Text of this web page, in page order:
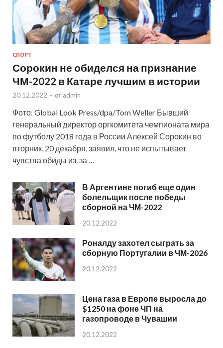
СПОРТ
Сорокин не обиделся на признание
ЧМ-2022 в Катаре лучшим в истории
20.12.2022 - от admin
Фото: Global Look Press/dpa/Tom Weller Бывший
генеральный директор оргкомитета чемпионата мира
по футболу 2018 года в России Алексей Сорокин во
вторник, 20 декабря, заявил, что не испытывает
чувства обиды из-за …
В Аргентине погиб еще один
болельщик после победы
сборной на ЧМ-2022
20.12.2022
Роналду захотел сыграть за
сборную Португалии в ЧМ-2026
20.12.2022
Цена газа в Европе выросла до
$1250 на фоне ЧП на
газопроводе в Чувашии
20.12.2022